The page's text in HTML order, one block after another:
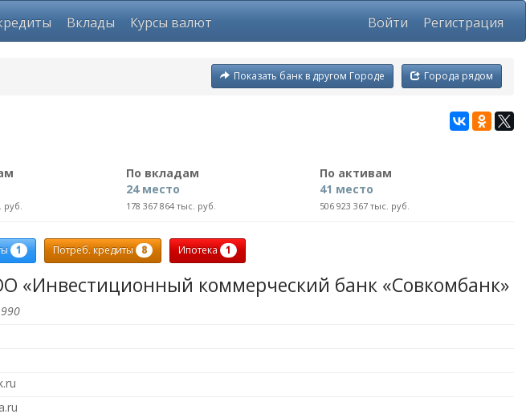
Вклады Курсы валют Войти Регистрация
Города рядом
Показать банк в другом Городе
По вкладам
По активам
руб.
24 место
178 367 864 тыс. руб.
41 место
506 923 367 тыс. руб.
1 Потреб. кредиты 8 Ипотека 1
«Инвестиционный коммерческий банк «Совкомбанк»